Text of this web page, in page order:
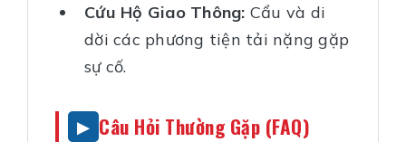
Cứu Hộ Giao Thông: Cẩu và di
dời các phương tiện tải nặng gặp
sự cố.
Câu Hỏi Thường Gặp (FAQ)